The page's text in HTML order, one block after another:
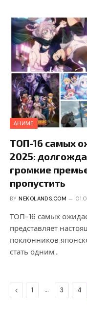
АНИМЕ
ТОП-16 самых
2025:
громкие
пропустить
BY NEKOLANDS.COM
ТОП-16 самых
представляет
поклонников
стать одним…
Previous
1 … 3 4